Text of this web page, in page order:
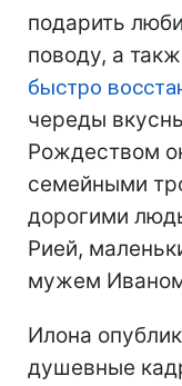
подарить
поводу, а
быстро
череды
Рождеством
семейными
дорогими
Рией,
мужем
Илона
душевные